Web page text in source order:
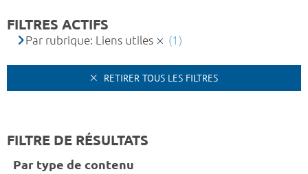
FILTRES ACTIFS
Par rubrique: Liens utiles (1)
RETIRER TOUS LES FILTRES
FILTRE DE RÉSULTATS
Par type de contenu